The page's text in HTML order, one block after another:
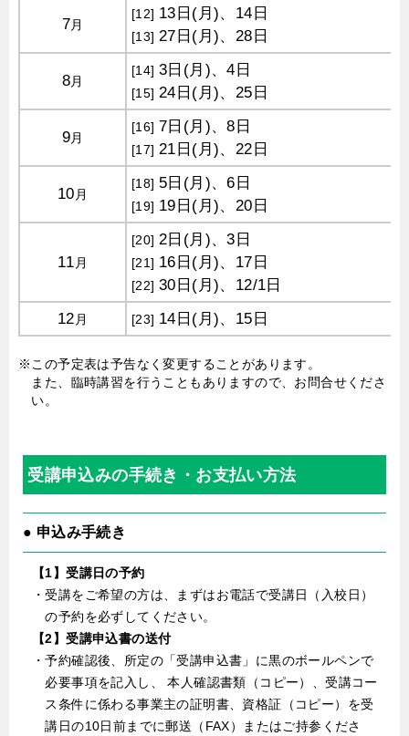
7月
[12] 13日(月)、14日
[13] 27日(月)、28日
8月
[14] 3日(月)、4日
[15] 24日(月)、25日
9月
[16] 7日(月)、8日
[17] 21日(月)、22日
10月
[18] 5日(月)、6日
[19] 19日(月)、20日
11月
[20] 2日(月)、3日
[21] 16日(月)、17日
[22] 30日(月)、12/1日
12月 [23] 14日(月)、15日
※この予定表は予告なく変更することがあります。
また、臨時講習を行うこともありますので、お問合せくださ
い。
受講申込みの手続き・お支払い方法
● 申込み手続き
【1】受講日の予約
・受講をご希望の方は、まずはお電話で受講日（入校日）
の予約を必ずしてください。
【2】受講申込書の送付
・予約確認後、所定の「受講申込書」に黒のボールペンで
必要事項を記入し、 本人確認書類（コピー）、受講コー
ス条件に係わる事業主の証明書、資格証（コピー）を受
講日の10日前までに郵送（FAX）またはご持参くださ